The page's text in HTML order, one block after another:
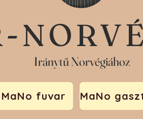
Iránytű Norvégiához
MaNo fuvar MaNo